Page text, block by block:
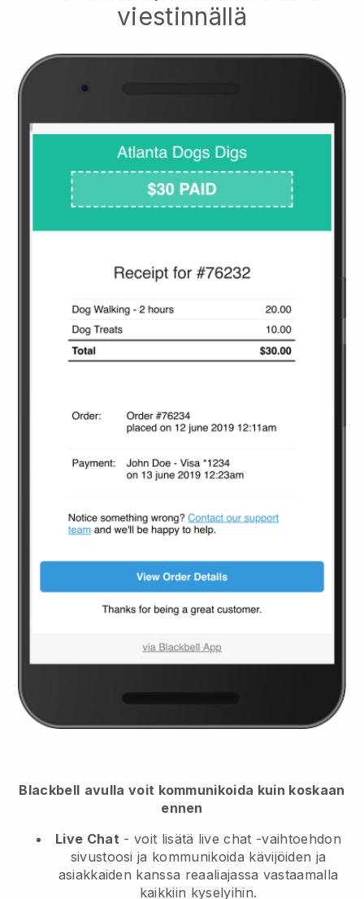
viestinnällä
Blackbell avulla voit kommunikoida kuin koskaan
ennen
Live Chat - voit lisätä live chat -vaihtoehdon
sivustoosi ja kommunikoida kävijöiden ja
asiakkaiden kanssa reaaliajassa vastaamalla
kaikkiin kyselyihin.